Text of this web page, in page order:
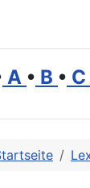
A • B • C